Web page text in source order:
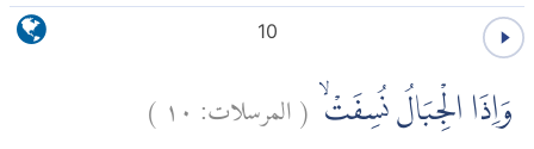
10
وَاِذَا الْجِبَالُ نُسِفَتْۙ (المرسلات: ١٠ )